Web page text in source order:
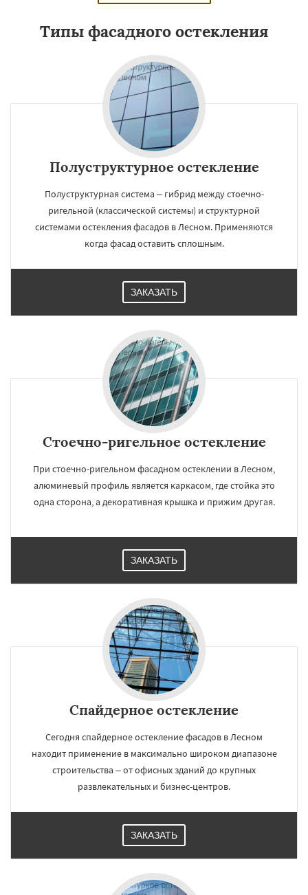
Типы фасадного остекления
Полуструктурное остекление
Полуструктурная система – гибрид между стоечно-
ригельной (классической системы) и структурной
системами остекления фасадов в Лесном. Применяются
когда фасад оставить сплошным.
ЗАКАЗАТЬ
Стоечно-ригельное остекление
При стоечно-ригельном фасадном остеклении в Лесном,
алюминевый профиль является каркасом, где стойка это
одна сторона, а декоративная крышка и прижим другая.
ЗАКАЗАТЬ
Спайдерное остекление
Сегодня спайдерное остекление фасадов в Лесном
находит применение в максимально широком диапазоне
строительства – от офисных зданий до крупных
развлекательных и бизнес-центров.
ЗАКАЗАТЬ